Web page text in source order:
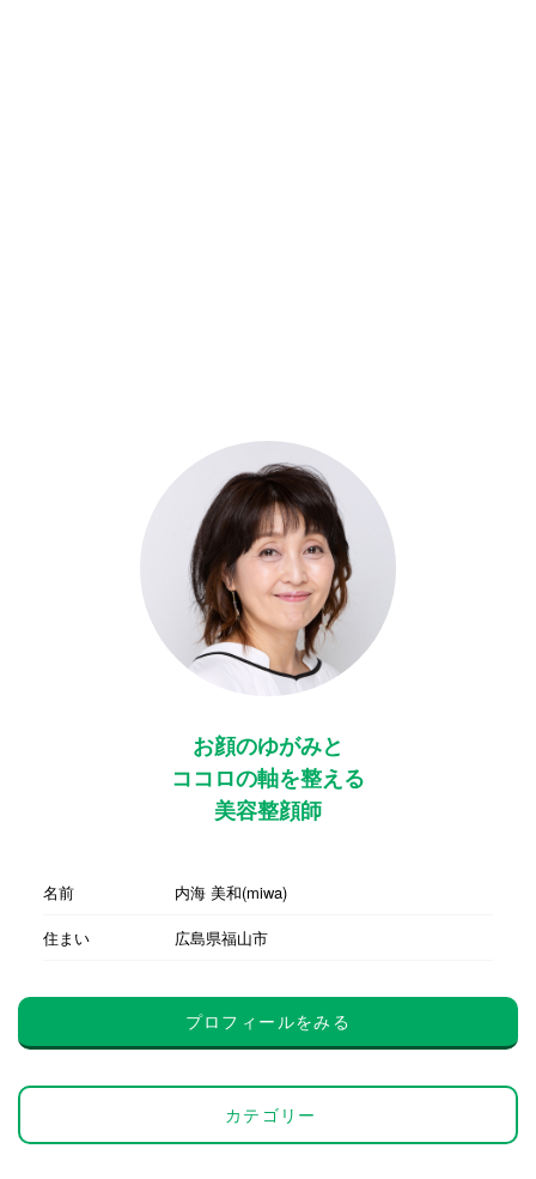
お顔のゆがみと
ココロの軸を整える
美容整顔師
名前
内海 美和(miwa)
住まい
広島県福山市
プロフィールをみる
カテゴリー